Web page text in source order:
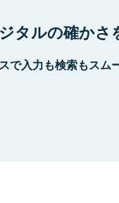
タルの確かさ
で入力も検索もスム